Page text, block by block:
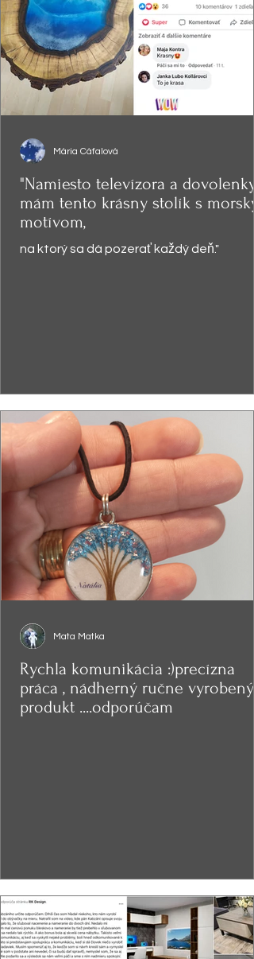
"Namiesto televízora a dovolenky,
mám tento krásny stolík s
motívom,
na ktorý sa dá pozerať každý deň."
Mária Cáfalová
Rychla komunikácia :)precízna
práca , nádherný ručne vyrobený
produkt ....odporúčam
Mata Matka